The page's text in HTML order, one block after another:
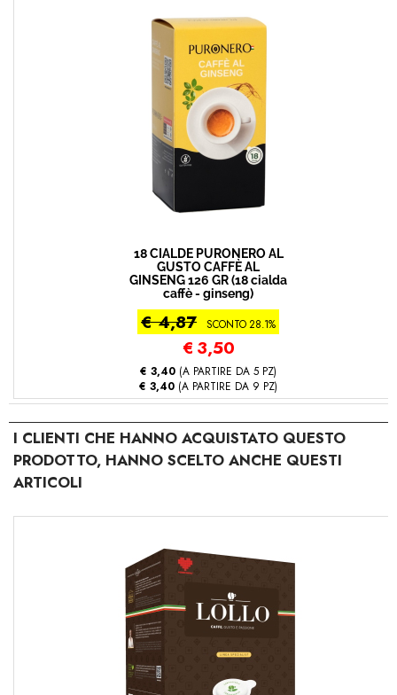
18 CIALDE PURONERO AL
GUSTO CAFFÈ AL
GINSENG 126 GR (18 cialda
caffè - ginseng)
€ 4,87 SCONTO 28.1%
€ 3,50
€ 3,40 (A PARTIRE DA 5 PZ)
€ 3,40 (A PARTIRE DA 9 PZ)
I CLIENTI CHE HANNO ACQUISTATO QUESTO
PRODOTTO, HANNO SCELTO ANCHE QUESTI
ARTICOLI